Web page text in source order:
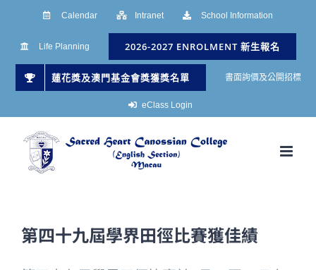
Calendar Intranet School Information
Life Planning 2026-2027 ENROLMENT 新生報名
蓮花獎及澳門基金會獎獲獎名單 書面詢價及公開招標
eClass Login
第四十九屆學界田徑比賽獲佳績